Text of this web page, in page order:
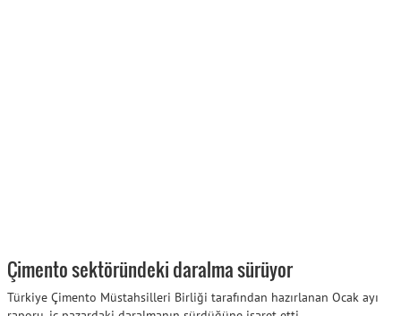
Çimento sektöründeki daralma sürüyor
Türkiye Çimento Müstahsilleri Birliği tarafından hazırlanan Ocak ayı